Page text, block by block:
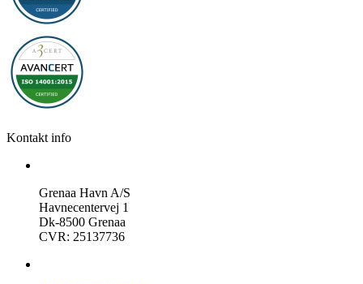
Kontakt info
Grenaa Havn A/S
Havnecentervej 1
Dk-8500 Grenaa
CVR: 25137736